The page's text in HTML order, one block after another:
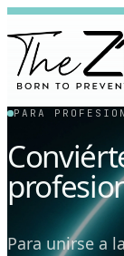
PARA
Para unirse a